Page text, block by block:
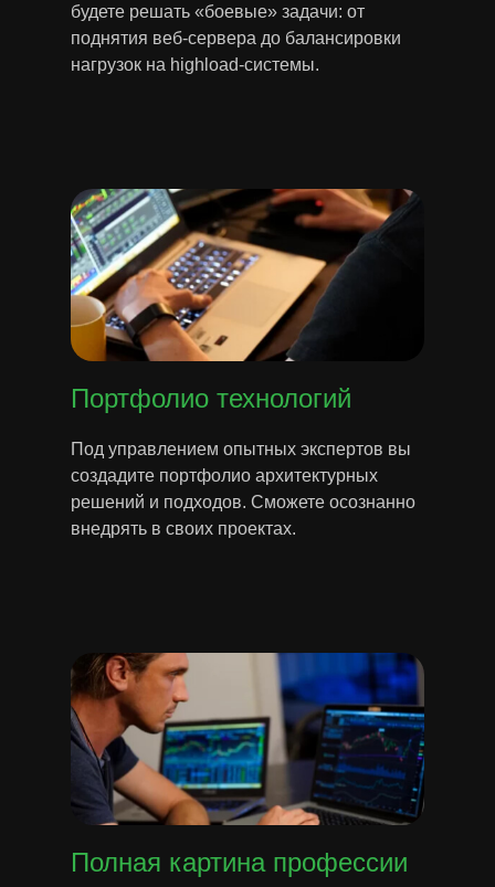
будете решать «боевые» задачи: от
поднятия веб-сервера до балансировки
нагрузок на highload-системы.
Под управлением опытных экспертов вы
создадите портфолио архитектурных
решений и подходов. Сможете осознанно
внедрять в своих проектах.
Портфолио технологий
Полная картина профессии